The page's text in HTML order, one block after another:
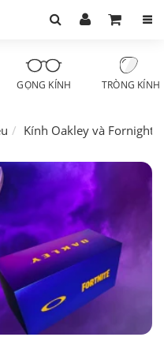
GỌNG KÍNH TRÒNG KÍNH
Kính Oakley và Fornight